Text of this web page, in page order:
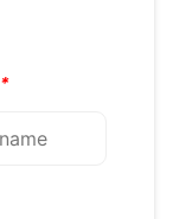
*